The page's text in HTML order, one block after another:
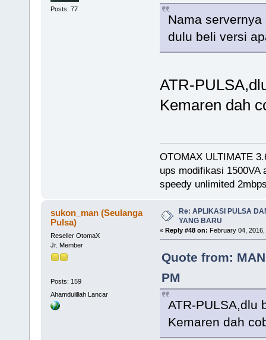
Posts: 77
Nama servernya
dulu beli versi
ATR-
Kemaren dah
OTOMAX ULTIMATE
ups modifikasi 1500VA
speedy unlimited
sukon_man (Seulanga
Pulsa)
Reseller OtomaX
Jr. Member
Posts: 159
Ahamdulillah Lancar
Re: APLIKASI PULSA
YANG BARU
« Reply #48 on: February 04,
Quote from:
PM
ATR-PULSA,dlu
Kemaren dah